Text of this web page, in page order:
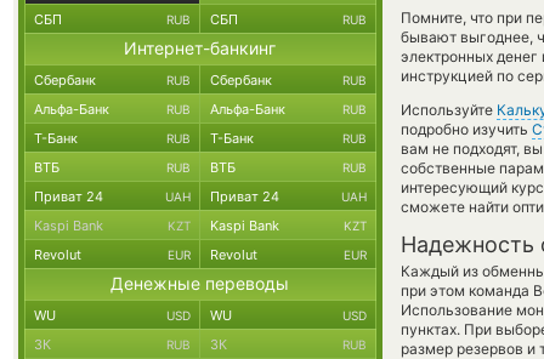
Помните, что при
бывают выгоднее,
электронных денег
инструкцией по
Используйте
подробно изучить
вам не подходят,
собственные
интересующий
сможете найти
Надежность
Каждый из
при этом команда
Использование
пунктах. При
размер резервов и
СБП RUB СБП RUB
Интернет-банкинг
Сбербанк RUB Сбербанк RUB
Альфа-Банк RUB Альфа-Банк RUB
Т-Банк RUB Т-Банк RUB
ВТБ RUB ВТБ RUB
Приват 24 UAH Приват 24 UAH
Kaspi Bank KZT Kaspi Bank KZT
Revolut EUR Revolut EUR
Денежные переводы
WU USD WU USD
ЗК RUB ЗК RUB